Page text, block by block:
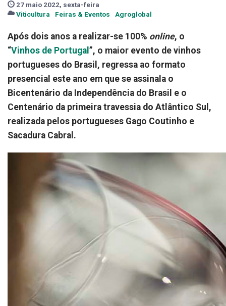
27 maio 2022, sexta-feira
Viticultura
Feiras & Eventos Agroglobal
Após dois anos a realizar-se 100% online, o
“Vinhos de Portugal ”, o maior evento de vinhos
portugueses do Brasil, regressa ao formato
presencial este ano em que se assinala o
Bicentenário da Independência do Brasil e o
Centenário da primeira travessia do Atlântico Sul,
realizada pelos portugueses Gago Coutinho e
Sacadura Cabral.